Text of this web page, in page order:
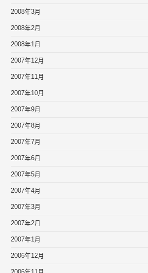
2008年3月
2008年2月
2008年1月
2007年12月
2007年11月
2007年10月
2007年9月
2007年8月
2007年7月
2007年6月
2007年5月
2007年4月
2007年3月
2007年2月
2007年1月
2006年12月